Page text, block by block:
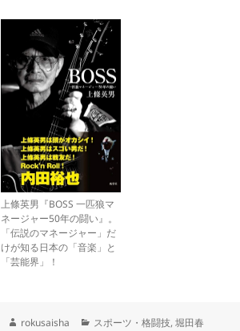
上條英男『BOSS 一匹狼マ
ネージャー50年の闘い』。
「伝説のマネージャー」だ
けが知る日本の「音楽」と
「芸能界」！
作
rokusaisha
カ
スポーツ・格闘技,堀田春